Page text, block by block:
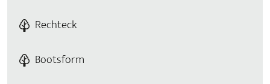
Rechteck
Bootsform